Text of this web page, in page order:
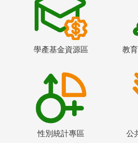
學產基金資源區 教
性別統計專區 公